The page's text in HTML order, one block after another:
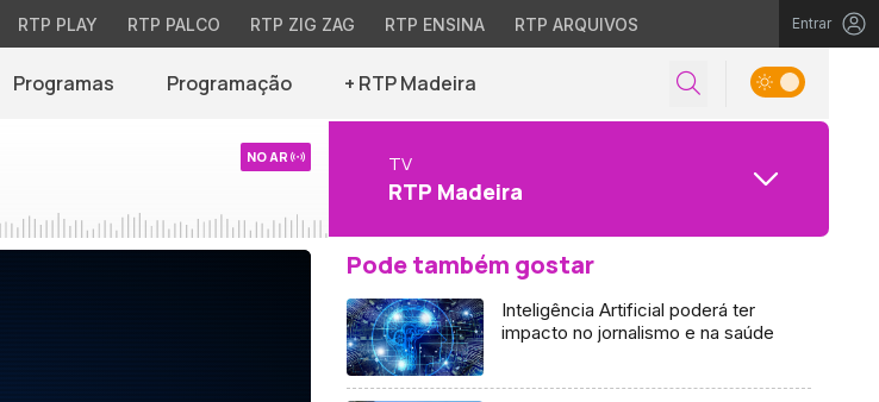
RTP PLAY RTP PALCO RTP ZIG ZAG RTP ENSINA RTP ARQUIVOS Entrar
Programas Programação + RTP Madeira
NO AR TV
RTP Madeira
Pode também gostar
Inteligência Artificial poderá ter
impacto no jornalismo e na saúde